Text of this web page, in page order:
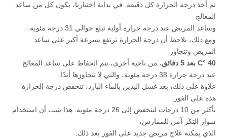
تم أخذ درجة الحرارة كل دقيقة. في بداية اختبارنا، يكون كل من ساعد
المعالج
وساعد المريض عند درجة حرارة أولية تبلغ حوالي 31 درجة مئوية.
ومع ذلك، نلاحظ أن درجة الحرارة ترتفع بسرعة أكبر على ساعد
المريض وتتجاوز
40
°C بعد 5 دقائق.
من ناحية أخرى، يتم الحفاظ على ساعد المعالج
عند درجة حرارة 38 درجة مئوية، والتي لا تتجاوزها أبدًا.
علاوة على ذلك، بعد غسل اليدين بالماء البارد، تنخفض درجة الحرارة
هذه على الفور
بأكثر من 10 درجات لتنخفض إلى 26 درجة مئوية. هذا يثبت أن استخدام
سوار التِكَر آمن للممارس،
الذي يمكنه علاج مريض جديد على الفور بعد ذلك.